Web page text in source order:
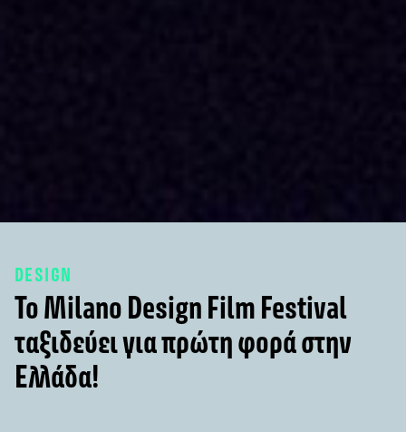
DESIGN
Το Milano Design Film Festival
ταξιδεύει για πρώτη φορά στην
Ελλάδα!